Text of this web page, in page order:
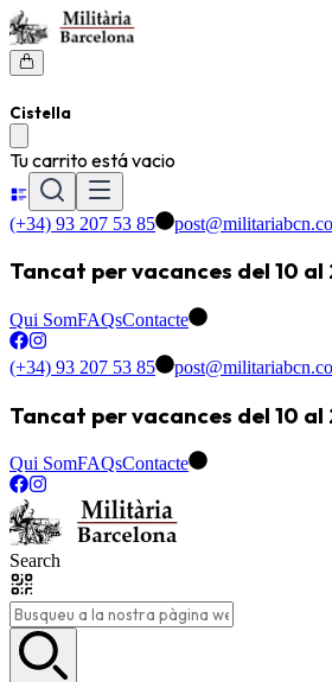
Cistella
Tu carrito está vacio
(+34) 93 207 53 85
Tancat per vacances del 10
Qui SomFAQsContacte
(+34) 93 207 53 85
Tancat per vacances del 10
Qui SomFAQsContacte
Search